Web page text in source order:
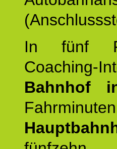
In fünf
Bahnhof